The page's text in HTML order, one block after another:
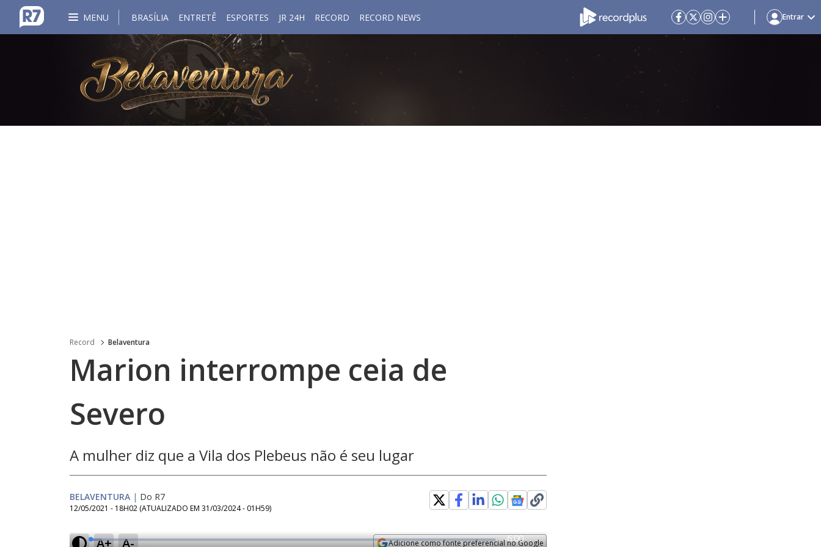
MENU BRASÍLIA ENTRETÊ ESPORTES JR 24H RECORD RECORD NEWS Entrar
Record Belaventura
Marion interrompe ceia de
Severo
A mulher diz que a Vila dos Plebeus não é seu lugar
BELAVENTURA | Do R7
12/05/2021 - 18H02 (ATUALIZADO EM 31/03/2024 - 01H59)
A+ A- Adicione como fonte preferencial no Google
L
R
-6:00